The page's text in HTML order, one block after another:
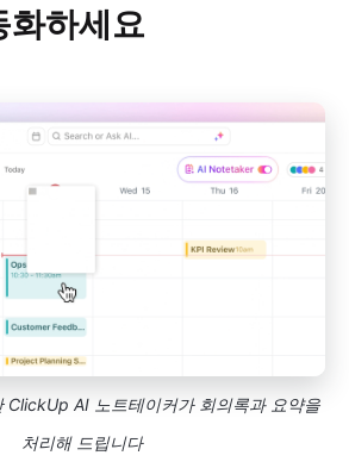
화하세요
ClickUp AI 노트테이커가 회의록과 요약을
처리해 드립니다